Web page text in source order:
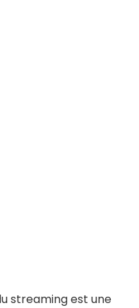
streaming est une